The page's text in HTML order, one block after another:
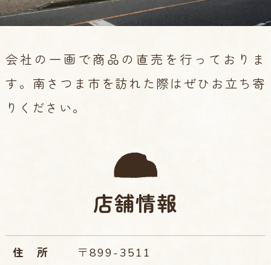
会社の一画で商品の直売を行っておりま
す。 南さつま市を訪れた際はぜひお立ち寄
りください。
店舗情報
住所
〒899-3511